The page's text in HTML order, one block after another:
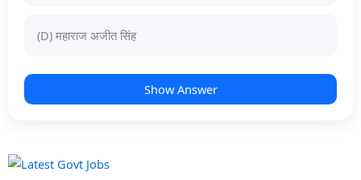
(D) महाराज अजीत सिंह
Show Answer